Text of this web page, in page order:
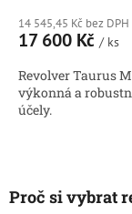
14 545,45 Kč bez DPH
17 600 Kč / ks
Revolver Taurus
výkonná a
účely.
Proč si vybrat